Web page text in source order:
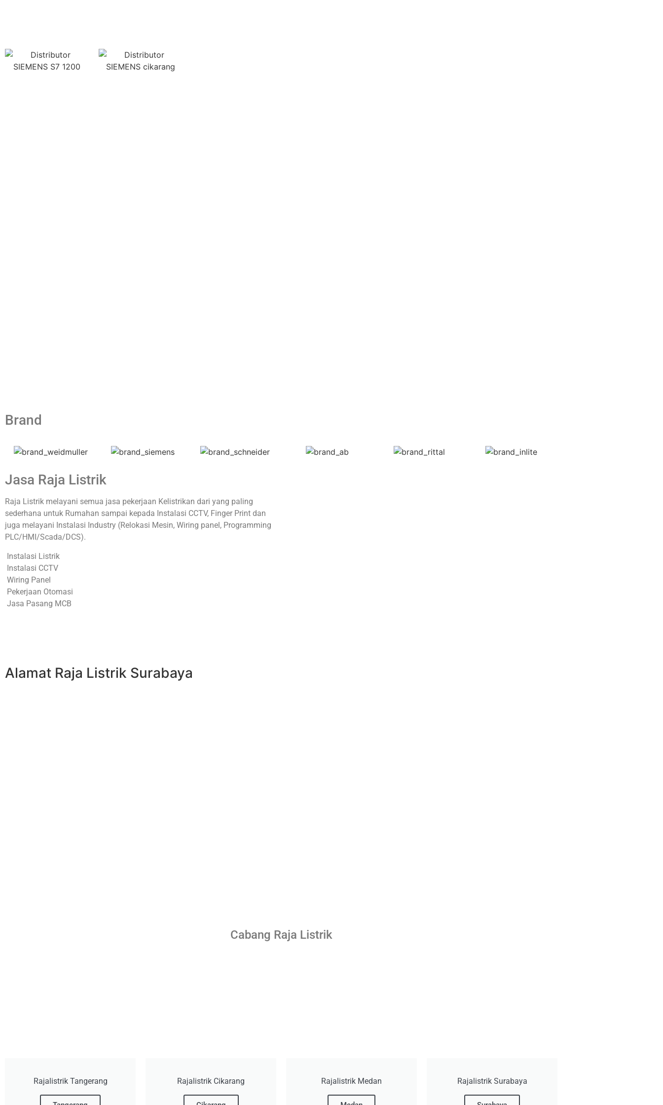
Brand
Jasa Raja Listrik
Raja Listrik melayani semua jasa pekerjaan Kelistrikan dari yang paling
sederhana untuk Rumahan sampai kepada Instalasi CCTV, Finger Print dan
juga melayani Instalasi Industry (Relokasi Mesin, Wiring panel, Programming
PLC/HMI/Scada/DCS).
Instalasi Listrik
Instalasi CCTV
Wiring Panel
Pekerjaan Otomasi
Jasa Pasang MCB
Alamat Raja Listrik Surabaya
Cabang Raja Listrik
Rajalistrik Tangerang Rajalistrik Cikarang Rajalistrik Medan Rajalistrik Surabaya